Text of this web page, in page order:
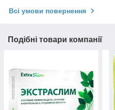
Всі умови повернення
Подібні товари компанії